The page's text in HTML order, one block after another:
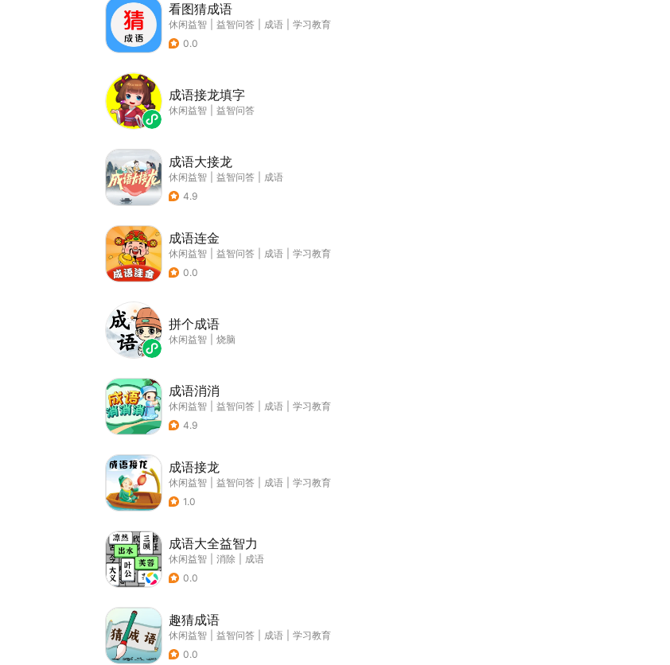
看图猜成语
休闲益智 益智问答 成语
学习教育
0.0
成语接龙填字
休闲益智 益智问答
成语大接龙
休闲益智 益智问答
成语
4.9
成语连金
休闲益智 益智问答 成语
学习教育
0.0
拼个成语
休闲益智 烧脑
成语消消
休闲益智 益智问答 成语
学习教育
4.9
成语接龙
休闲益智 益智问答 成语
学习教育
1.0
成语大全益智力
休闲益智 消除
成语
0.0
趣猜成语
休闲益智 益智问答 成语
学习教育
0.0